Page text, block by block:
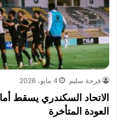
فرحة سليم 4 مايو، 2026
الاتحاد السكندري يسقط
العودة المتأخرة